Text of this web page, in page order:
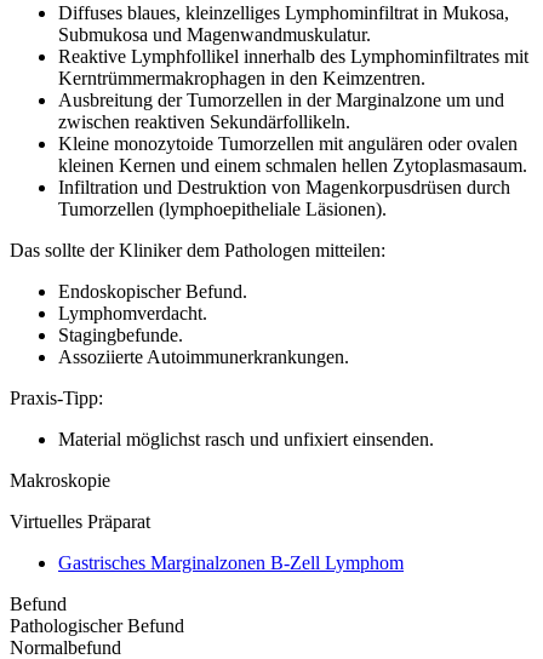
Diffuses blaues, kleinzelliges Lymphominfiltrat in Mukosa,
Submukosa und Magenwandmuskulatur.
Reaktive Lymphfollikel innerhalb des Lymphominfiltrates mit
Kerntrümmermakrophagen in den Keimzentren.
Ausbreitung der Tumorzellen in der Marginalzone um und
zwischen reaktiven Sekundärfollikeln.
Kleine monozytoide Tumorzellen mit angulären oder ovalen
kleinen Kernen und einem schmalen hellen Zytoplasmasaum.
Infiltration und Destruktion von Magenkorpusdrüsen durch
Tumorzellen (lymphoepitheliale Läsionen).
Das sollte der Kliniker dem Pathologen mitteilen:
Endoskopischer Befund.
Lymphomverdacht.
Stagingbefunde.
Assoziierte Autoimmunerkrankungen.
Praxis-Tipp:
Material möglichst rasch und unfixiert einsenden.
Makroskopie
Virtuelles Präparat
Gastrisches Marginalzonen B-Zell Lymphom
Befund
Pathologischer Befund
Normalbefund